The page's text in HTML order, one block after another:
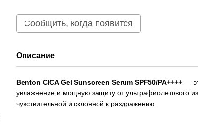
Сообщить, когда появится
Описание
Benton CICA Gel Sunscreen Serum SPF50/PA++++ —
увлажнение и мощную защиту от ультрафиолетового
чувствительной и склонной к раздражению.